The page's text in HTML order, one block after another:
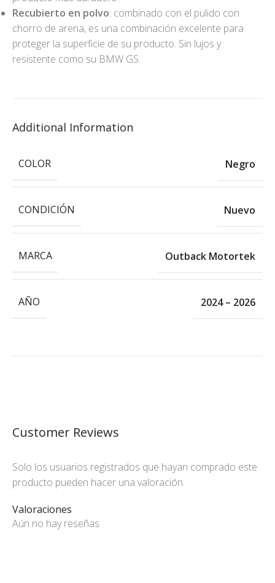
Recubierto en polvo: combinado con el pulido con
chorro de arena, es una combinación excelente para
proteger la superficie de su producto. Sin lujos y
resistente como su BMW GS.
Additional Information
COLOR Negro
CONDICIÓN Nuevo
MARCA Outback Motortek
AÑO 2024 – 2026
Customer Reviews
Valoraciones
Aún no hay reseñas
Solo los usuarios registrados que hayan comprado este
producto pueden hacer una valoración.